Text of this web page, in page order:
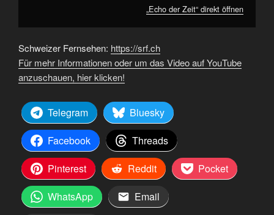
„Echo der Zeit“ direkt öffnen
Schweizer Fernsehen: https://srf.ch
Für mehr Informationen oder um das Video auf YouTube
anzuschauen, hier klicken!
Telegram
Bluesky
Facebook
Threads
Pinterest
Reddit
Pocket
WhatsApp
Email